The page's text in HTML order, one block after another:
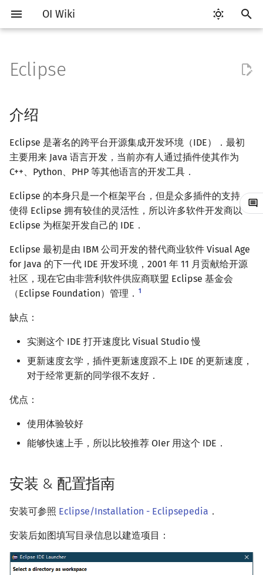
OI Wiki
始
搜
Getting Started
关于本项目
如何参与
OI Wiki 不是什么
格式手册
数学符号表
F.A.Q.
镜像站列表
致谢
比赛相关简介
赛事
题型
学习路线
学习资源
技巧
常见错误
常见技巧
出题
介绍
安装 & 配置指南
拓展
参考资料与注释
评测工具简介
Arbiter
Cena
CCR Plus
Lemon
Testlib 简介
通用
Generator
Validator
Interactor
Checker
语言基础简介
C++ 基础
变量
运算
流程控制语句
函数
文件操作
C++ 标准库 STL 算法
bitset
string
C++ 进阶
值类别
重载运算符
引用
新版 C++ 特性
Lambda 表达式
编译优化
C++ 与其他常用语言的区别
Pascal 转 C++ 急救
Python 速成
Java 速成
Java 进阶
算法基础简介
复杂度
枚举
模拟
递归 & 分治
贪心
排序
冒泡排序
插入排序
计数排序
快速排序
归并排序
桶排序
希尔排序
前缀和 & 差分
二分
倍增
构造
搜索部分简介
DFS（搜索）
BFS（搜索）
双向搜索
启发式搜索
A*
迭代加深搜索
IDA*
回溯法
Dancing Links
Alpha–Beta 剪枝
优化
动态规划部分简介
动态规划基础
记忆化搜索
背包 DP
区间 DP
DAG 上的 DP
树形 DP
状压 DP
数位 DP
插头 DP
计数 DP
动态 DP
概率 DP
DP 优化
斜率优化
四边形不等式优化
Slope Trick 优化
状态设计优化
其它 DP 方法
字符串部分简介
字符串基础
标准库
字符串匹配
字符串哈希
字典树 (Trie)
前缀函数与 KMP 算法
Boyer–Moore 算法
Z 函数（扩展 KMP）
AC 自动机
后缀数组 (SA)
后缀自动机 (SAM)
后缀平衡树
后缀树
Manacher
回文树
序列自动机
数学部分简介
布尔代数
数字系统 平衡三进制
格雷码
位操作
二进制集合操作
高精度计算
快速幂
置换和排列
弧度制与坐标系
复数
数论
素数
最大公约数
欧拉函数
分解质因数
裴蜀定理 & 一次不定方程
模逆元
线性同余方程
同余方程
二次剩余
多项式与生成函数
快速傅里叶变换
快速数论变换
快速沃尔什变换
多项式牛顿迭代
多项式多点求值|快速插值
常系数齐次线性递推
多项式平移|连续点值平移
指数生成函数
组合数学
容斥原理
斐波那契数列
错位排列
斯特林数
贝尔数
Entringer Number
Eulerian Number
内积和外积
矩阵
初等变换
线性空间
线性基
特征多项式
对角化
线性规划
抽象代数
环论
域论
Schreier–Sims 算法
概率论
随机变量
随机变量的数字特征
概率不等式
博弈论
零和游戏
非公平组合游戏
高斯消元
牛顿迭代法
数据结构部分简介
栈
队列
链表
哈希表
并查集
堆
配对堆
左偏树
块状数据结构
块状链表
树分块
Sqrt Tree
单调栈
单调队列
ST 表
树状数组
线段树
李超线段树
猫树
区间最值操作 & 区间历史
值
二叉搜索树 & 平衡树
Splay 树
WBLT
替罪羊树
Size Balanced Tree
AVL 树
左偏红黑树
AA 树
跳表
可持久化数据结构
可持久化块状数组
可持久化平衡树
可持久化字典树
树套树
线段树套平衡树
树状数组套权值线段树
分块套树状数组
Euler Tour Tree
Top Tree
图论部分简介
图论相关概念
图的存储
DFS（图论）
BFS（图论）
树上问题
树的中心
树的重心
最近公共祖先
树上启发式合并
虚树
动态树分治
AHU 算法
有向无环图
拓扑排序
最短路问题
k 短路
同余最短路
生成树问题
最小直径生成树
斯坦纳树
拆点
连通性相关
割点和桥
圆方树
点/边连通度
最小环
2-SAT
欧拉图
哈密顿图
最小割
费用流
上下界网络流
二分图最大权匹配
一般图最大匹配
一般图最大权匹配
计算几何部分简介
二维计算几何基础
三维计算几何基础
距离
Pick 定理
三角剖分
凸包
扫描线
旋转卡壳
半平面交
平面最近点对
随机增量法
反演变换
杂项简介
离散化
双指针
离线算法
整体二分
莫队算法
分数规划
随机化
爬山算法
模拟退火
悬线法
有限状态自动机
计算理论基础
字节顺序
约瑟夫问题
表达式求值
在一台机器上规划任务
Garsia–Wachs 算法
15-puzzle
Kahan 求和
珂朵莉树/颜色段均摊
RMQ
并查集应用
括号序列
线段树与离线询问
Eclipse
介绍
Eclipse 是著名的跨平台开源集成开发环境（IDE）．最初
主要用来 Java 语言开发，当前亦有人通过插件使其作为
C++、Python、PHP 等其他语言的开发工具．
Eclipse 的本身只是一个框架平台，但是众多插件的支持，
使得 Eclipse 拥有较佳的灵活性，所以许多软件开发商以
Eclipse 为框架开发自己的 IDE．
Eclipse 最初是由 IBM 公司开发的替代商业软件 Visual Age
for Java 的下一代 IDE 开发环境，2001 年 11 月贡献给开源
社区，现在它由非营利软件供应商联盟 Eclipse 基金会
（Eclipse Foundation）管理．
1
缺点：
实测这个 IDE 打开速度比 Visual Studio 慢
更新速度玄学，插件更新速度跟不上 IDE 的更新速度，
对于经常更新的同学很不友好．
优点：
使用体验较好
能够快速上手，所以比较推荐 OIer 用这个 IDE．
安装 & 配置指南
安装可参照 Eclipse/Installation - Eclipsepedia ．
安装后如图填写目录信息以建造项目：